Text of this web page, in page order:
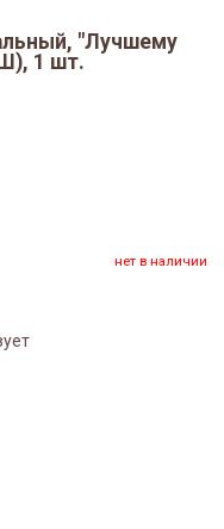
"Лучшему
1 шт.
нет в наличии